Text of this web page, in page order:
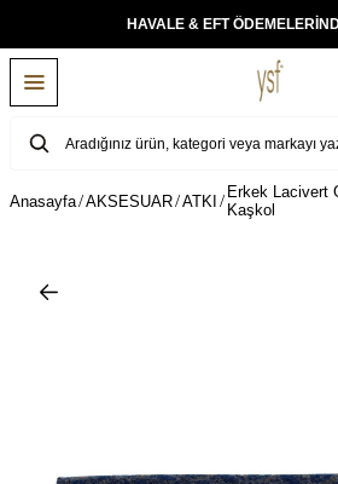
HAVALE & EFT
Anasayfa AKSESUAR ATKI
Erkek Lacivert
Kaşkol